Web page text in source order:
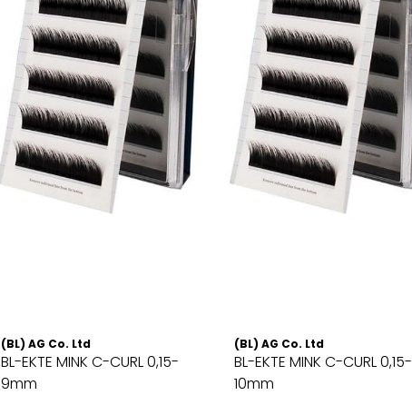
(BL) AG Co. Ltd
BL-EKTE MINK C-CURL 0,15-
9mm
(BL) AG Co. Ltd
BL-EKTE MINK C-CURL 0,15-
10mm